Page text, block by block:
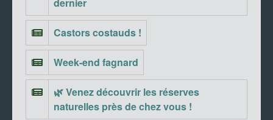
dernier
Castors costauds !
Week-end fagnard
🌿 Venez découvrir les réserves
naturelles près de chez vous !